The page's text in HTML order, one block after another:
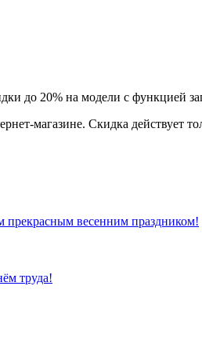
до 20% на модели с функцией
магазине. Скидка действует
прекрасным весенним праздником!
труда!